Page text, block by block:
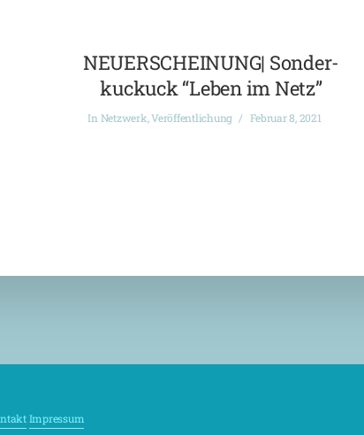
NEUERSCHEINUNG| Sonder-
kuckuck “Leben im Netz”
In Netzwerk,Veröffentlichung Februar 8, 2021
Impressum